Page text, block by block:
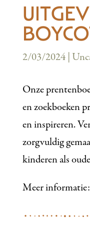
2/03/2024|
Onze
en zoekboeken
en inspireren.
zorgvuldig
kinderen als
Meer informatie: